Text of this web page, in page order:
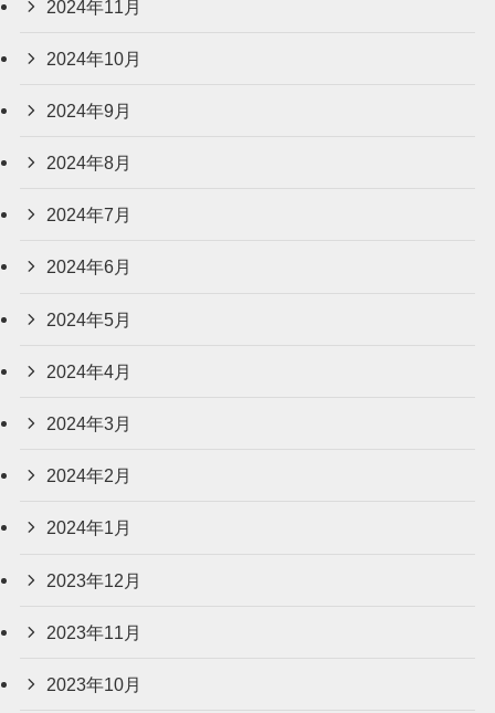
2024年11月
2024年10月
2024年9月
2024年8月
2024年7月
2024年6月
2024年5月
2024年4月
2024年3月
2024年2月
2024年1月
2023年12月
2023年11月
2023年10月